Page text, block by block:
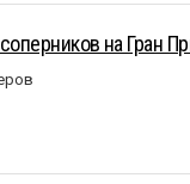
на Гран